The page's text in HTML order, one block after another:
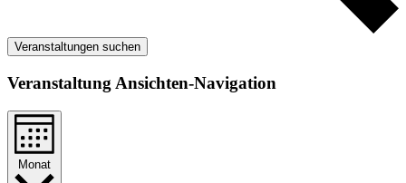
Veranstaltungen suchen
Veranstaltung Ansichten-Navigation
Monat